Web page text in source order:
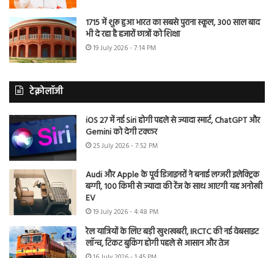
1715 में शुरू हुआ भारत का सबसे पुराना स्कूल, 300 साल बाद
भी दे रहा है हजारों छात्रों को शिक्षा
19 July 2026 - 7:14 PM
टेक्नोलॉजी
iOS 27 में नई Siri होगी पहले से ज्यादा स्मार्ट, ChatGPT और
Gemini को देगी टक्कर
25 July 2026 - 7:52 PM
Audi और Apple के पूर्व डिजाइनरों ने बनाई लग्जरी इलेक्ट्रिक
बग्गी, 100 किमी से ज्यादा की रेंज के साथ आएगी यह अनोखी
EV
19 July 2026 - 4:48 PM
रेल यात्रियों के लिए बड़ी खुशखबरी, IRCTC की नई वेबसाइट
लॉन्च, टिकट बुकिंग होगी पहले से आसान और तेज